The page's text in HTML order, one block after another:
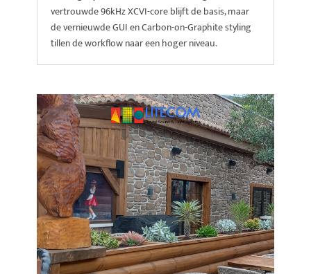
vertrouwde 96kHz XCVI-core blijft de basis, maar
de vernieuwde GUI en Carbon-on-Graphite styling
tillen de workflow naar een hoger niveau.